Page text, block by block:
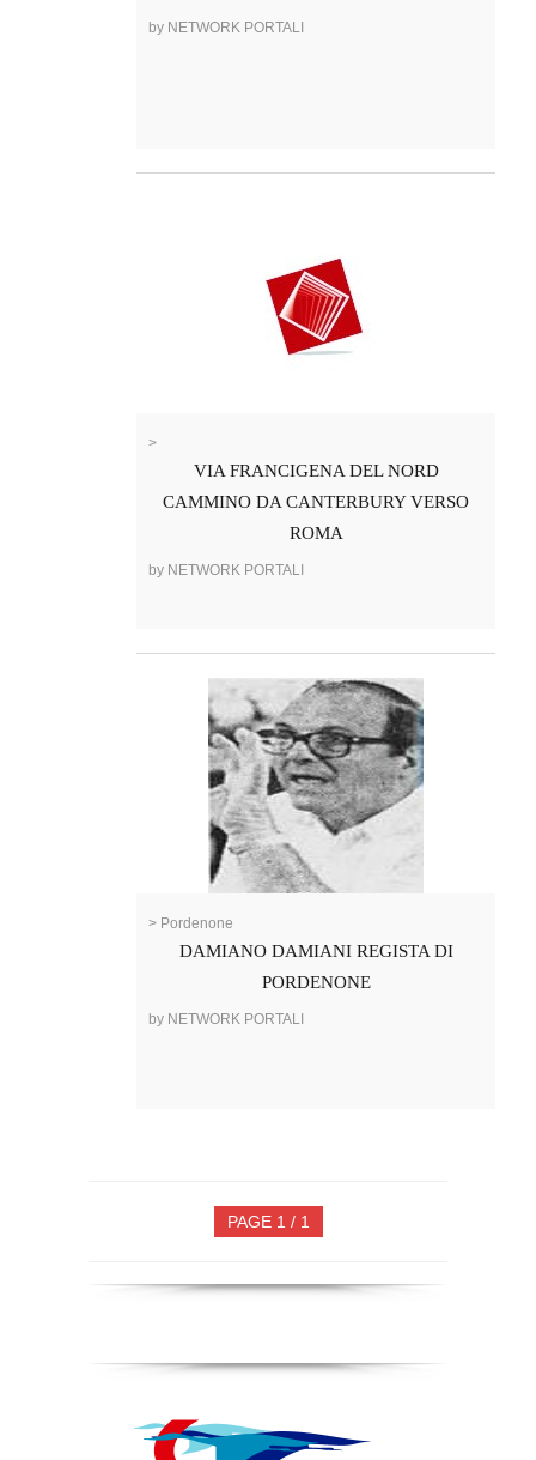
by NETWORK PORTALI
>
VIA FRANCIGENA DEL NORD
CAMMINO DA CANTERBURY VERSO
ROMA
by NETWORK PORTALI
> Pordenone
DAMIANO DAMIANI REGISTA DI
PORDENONE
by NETWORK PORTALI
PAGE 1 / 1